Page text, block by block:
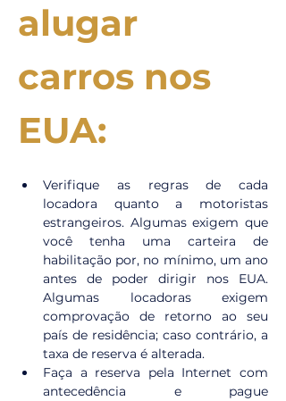
alugar
carros nos
EUA:
Verifique as regras de cada
locadora quanto a motoristas
estrangeiros. Algumas exigem que
você tenha uma carteira de
habilitação por, no mínimo, um ano
antes de poder dirigir nos EUA.
Algumas locadoras exigem
comprovação de retorno ao seu
país de residência; caso contrário, a
taxa de reserva é alterada.
Faça a reserva pela Internet com
antecedência e pague